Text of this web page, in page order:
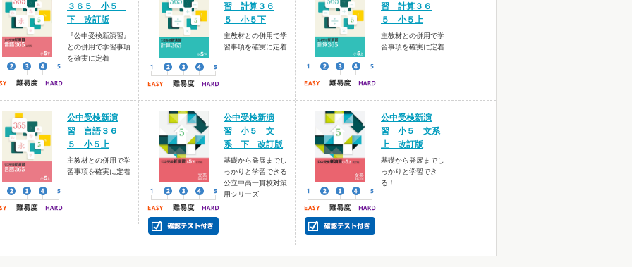
３６５ 小５
下 改訂版
『公中受検新演習』
との併用で学習事項
を確実に定着
習 計算３６
５ 小５下
主教材との併用で学
習事項を確実に定着
習 計算３６
５ 小５上
主教材との併用で学
習事項を確実に定着
公中受検新演
習 言語３６
５ 小５上
主教材との併用で学
習事項を確実に定着
公中受検新演
習 小５ 文
系 下 改訂版
基礎から発展までし
っかりと学習できる
公立中高一貫校対策
用シリーズ
公中受検新演
習 小５ 文系
上 改訂版
基礎から発展までし
っかりと学習でき
る！